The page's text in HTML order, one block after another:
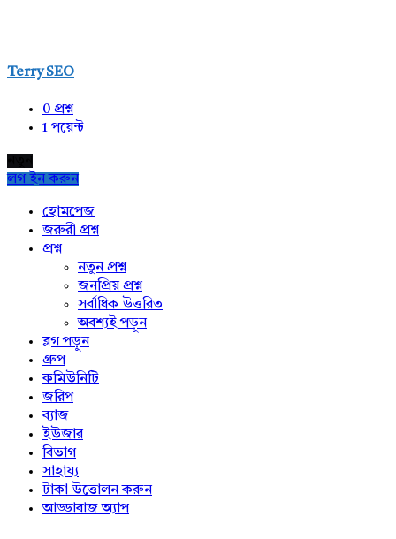
Terry SEO
0 প্রশ্ন
1পয়েন্ট
লগ ইন করুন
Exploreহোমপেজ
জরুরী প্রশ্ন
প্রশ্ন
নতুন প্রশ্ন
জনপ্রিয় প্রশ্ন
সর্বাধিক উত্তরিত
অবশ্যই পড়ুন
ব্লগ পড়ুন
গ্রুপ
কমিউনিটি
জরিপ
ব্যাজ
ইউজার
বিভাগ
সাহায্য
টাকা উত্তোলন করুন
আড্ডাবাজ অ্যাপ